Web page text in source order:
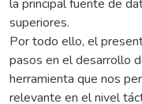
la principal fuente de
superiores.
Por todo ello, el
pasos en el desarrollo
herramienta que nos
relevante en el nivel